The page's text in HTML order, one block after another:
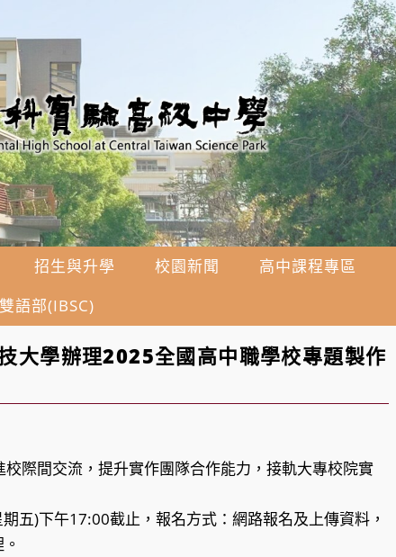
招生與升學 校園新聞 高中課程專區
雙語部(IBSC)
大學辦理2025全國高中職學校專題製作
際間交流，提升實作團隊合作能力，接軌大專校院實
五)下午17:00截止，報名方式：網路報名及上傳資料，